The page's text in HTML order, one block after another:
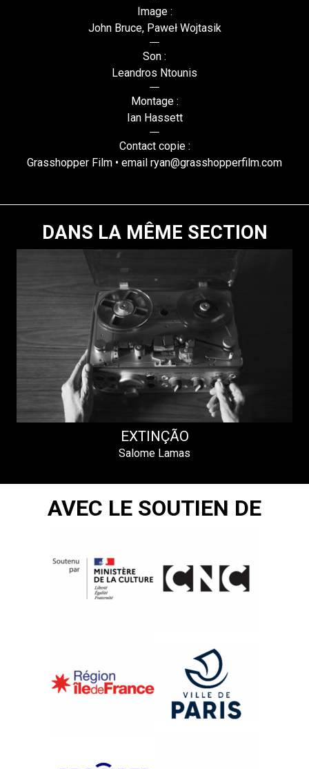
Image :
John Bruce, Paweł Wojtasik
Son :
Leandros Ntounis
Montage :
Ian Hassett
Contact copie :
Grasshopper Film • email ryan@grasshopperfilm.com
DANS LA MÊME SECTION
EXTINÇÃO
Salome Lamas
AVEC LE SOUTIEN DE